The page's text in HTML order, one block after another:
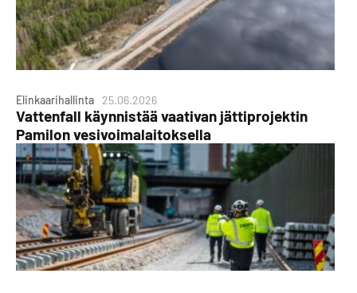
Elinkaarihallinta 25.06.2026
Vattenfall käynnistää vaativan jättiprojektin
Pamilon vesivoimalaitoksella